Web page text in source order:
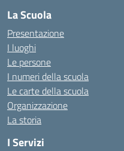
La Scuola
Presentazione
I luoghi
Le persone
I numeri della scuola
Le carte della scuola
Organizzazione
La storia
I Servizi